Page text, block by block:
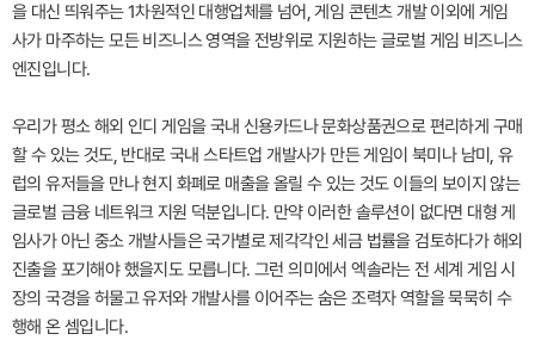
을 대신 띄워주는 1차원적인 대행업체를 넘어, 게임 콘텐츠 개발 이외에 게임
사가 마주하는 모든 비즈니스 영역을 전방위로 지원하는 글로벌 게임 비즈니스
엔진입니다.
우리가 평소 해외 인디 게임을 국내 신용카드나 문화상품권으로 편리하게 구매
할 수 있는 것도, 반대로 국내 스타트업 개발사가 만든 게임이 북미나 남미, 유
럽의 유저들을 만나 현지 화폐로 매출을 올릴 수 있는 것도 이들의 보이지 않는
글로벌 금융 네트워크 지원 덕분입니다. 만약 이러한 솔루션이 없다면 대형 게
임사가 아닌 중소 개발사들은 국가별로 제각각인 세금 법률을 검토하다가 해외
진출을 포기해야 했을지도 모릅니다. 그런 의미에서 엑솔라는 전 세계 게임 시
장의 국경을 허물고 유저와 개발사를 이어주는 숨은 조력자 역할을 묵묵히 수
행해 온 셈입니다.